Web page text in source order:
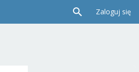
Zaloguj się